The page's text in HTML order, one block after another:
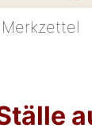
Merkzettel